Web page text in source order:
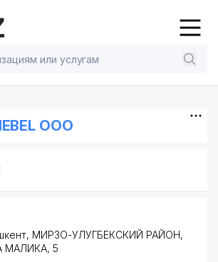
ООО
МИРЗО-УЛУГБЕКСКИЙ РАЙОН,
МАЛИКА, 5